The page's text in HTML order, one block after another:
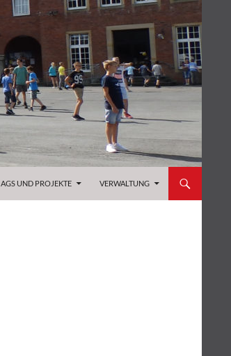
AGS UND PROJEKTE VERWALTUNG